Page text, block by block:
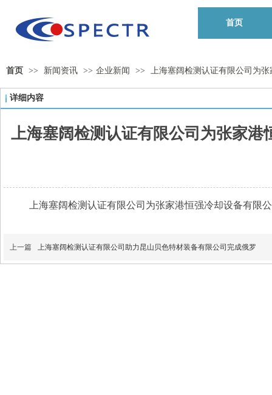
首页
首页 >> 新闻资讯 >> 企业新闻 >> 上海塞阔检测认证有限公司为
详细内容
上海塞阔检测认证有限公司为张家
上海塞阔检测认证有限公司为张家港恒强冷却设备有
上一篇 上海塞阔检测认证有限公司助力昆山贝色特材装备有限公司完成俄罗